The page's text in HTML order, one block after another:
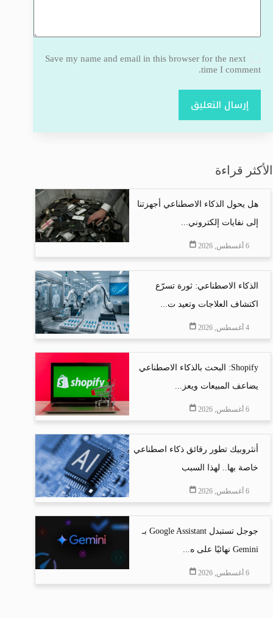
Save my name and email in this browser for the next
time I comment.
إرسال التعليق
الأكثر قراءة
هل يحول الذكاء الاصطناعي أجهزتنا
إلى نفايات إلكتروني...
6 أغسطس, 2026
الذكاء الاصطناعي: ثورة تسرّع
اكتشاف العلاجات وتعيد ت...
4 أغسطس, 2026
Shopify: البحث بالذكاء الاصطناعي
يضاعف المبيعات ويعز...
6 أغسطس, 2026
أنثروبيك تطور رقائق ذكاء اصطناعي
خاصة بها.. لهذا السبب
6 أغسطس, 2026
جوجل تستبدل Google Assistant بـ
Gemini نهائيًا على ه...
6 أغسطس, 2026